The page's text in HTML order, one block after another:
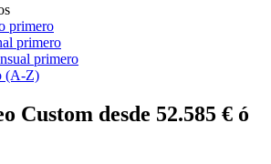
primero
primero
primero
(A-Z)
Custom desde 52.585 € ó